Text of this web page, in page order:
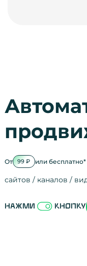
От 99 ₽ или бесплатно*
сайтов / каналов /
Нажми кнопку